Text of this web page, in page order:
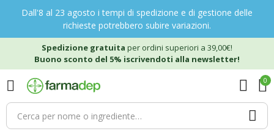
Dall'8 al 23 agosto i tempi di spedizione e di gestione delle
richieste potrebbero subire variazioni.
Spedizione gratuita per ordini superiori a 39,00€!
Buono sconto del 5% iscrivendoti alla newsletter!
0